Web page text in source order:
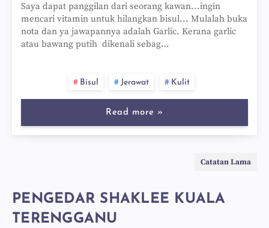
Saya dapat panggilan dari seorang kawan...ingin
mencari vitamin untuk hilangkan bisul... Mulalah buka
nota dan ya jawapannya adalah Garlic. Kerana garlic
atau bawang putih dikenali sebag…
Bisul Jerawat Kulit
Read more »
Catatan Lama
PENGEDAR SHAKLEE KUALA
TERENGGANU